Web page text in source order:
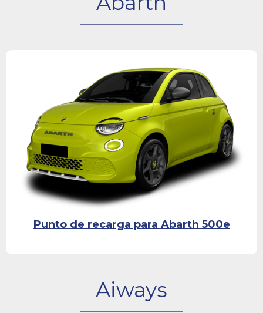
Punto de recarga para Abarth 500e
Aiways